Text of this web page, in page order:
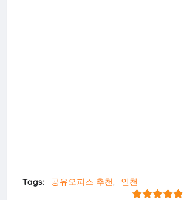
Tags: 공유오피스 추천
인천